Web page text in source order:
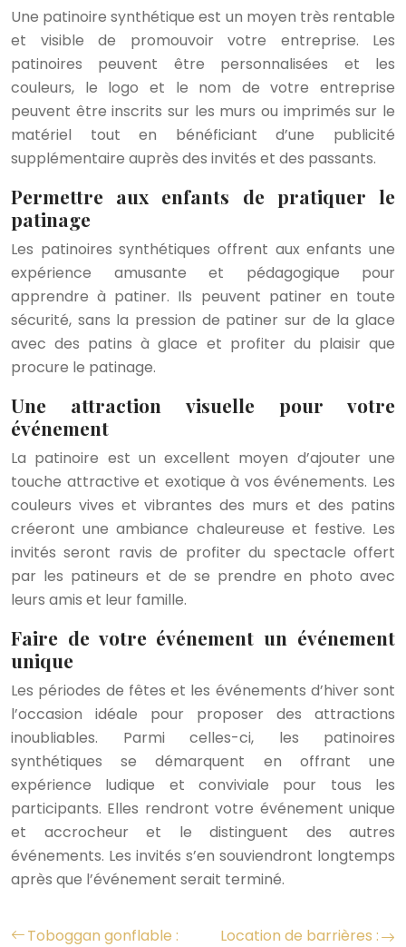
Une patinoire synthétique est un moyen très rentable
et visible de promouvoir votre entreprise. Les
patinoires peuvent être personnalisées et les
couleurs, le logo et le nom de votre entreprise
peuvent être inscrits sur les murs ou imprimés sur le
matériel tout en bénéficiant d’une publicité
supplémentaire auprès des invités et des passants.
Permettre aux enfants de pratiquer le
patinage
Les patinoires synthétiques offrent aux enfants une
expérience amusante et pédagogique pour
apprendre à patiner. Ils peuvent patiner en toute
sécurité, sans la pression de patiner sur de la glace
avec des patins à glace et profiter du plaisir que
procure le patinage.
Une attraction visuelle pour votre
événement
La patinoire est un excellent moyen d’ajouter une
touche attractive et exotique à vos événements. Les
couleurs vives et vibrantes des murs et des patins
créeront une ambiance chaleureuse et festive. Les
invités seront ravis de profiter du spectacle offert
par les patineurs et de se prendre en photo avec
leurs amis et leur famille.
Faire de votre événement un événement
unique
Les périodes de fêtes et les événements d’hiver sont
l’occasion idéale pour proposer des attractions
inoubliables. Parmi celles-ci, les patinoires
synthétiques se démarquent en offrant une
expérience ludique et conviviale pour tous les
participants. Elles rendront votre événement unique
et accrocheur et le distinguent des autres
événements. Les invités s’en souviendront longtemps
après que l’événement serait terminé.
Toboggan gonflable :
Location de barrières :